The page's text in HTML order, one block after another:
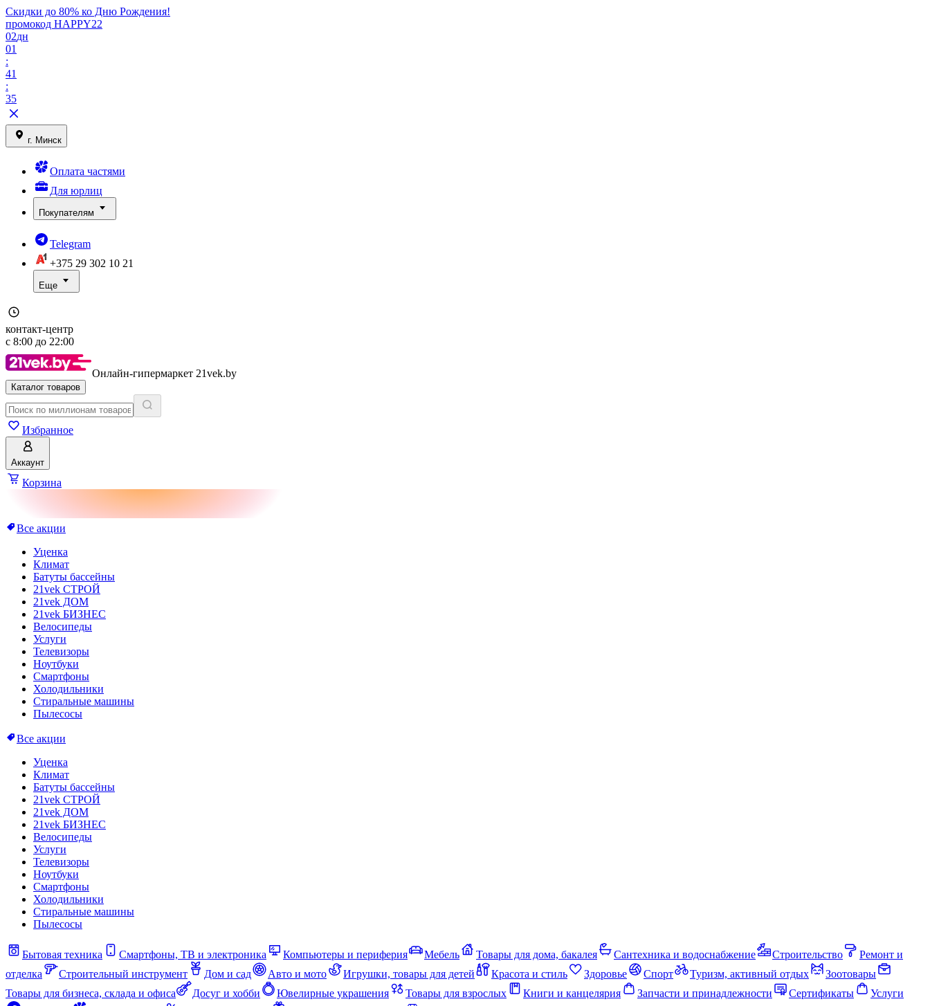
Скидки до 80% ко Дню Рождения!
промокод HAPPY22
02дн
01
:
41
:
35
г. Минск
Оплата частями
Для юрлиц
Покупателям
Telegram
+375 29 302 10 21
Еще
контакт-центр
с 8:00 до 22:00
Онлайн-гипермаркет 21vek.by
Каталог товаров
Избранное
Аккаунт
Корзина
Все акции
Уценка
Климат
Батуты бассейны
21vek СТРОЙ
21vek ДОМ
21vek БИЗНЕС
Велосипеды
Услуги
Телевизоры
Ноутбуки
Смартфоны
Холодильники
Стиральные машины
Пылесосы
Все акции
Уценка
Климат
Батуты бассейны
21vek СТРОЙ
21vek ДОМ
21vek БИЗНЕС
Велосипеды
Услуги
Телевизоры
Ноутбуки
Смартфоны
Холодильники
Стиральные машины
Пылесосы
Бытовая техника Смартфоны, ТВ и электроника Компьютеры и периферия Мебель Товары для дома, бакалея Сантехника и водоснабжение Строительство
Ремонт и
отделка
Строительный инструмент Дом и сад Авто и мото Игрушки, товары для детей Красота и стиль Здоровье Спорт Туризм, активный отдых
Зоотовары
Товары для бизнеса, склада и офиса
Досуг и хобби Ювелирные украшения Товары для взрослых Книги и канцелярия Запчасти и принадлежности Сертификаты
Услуги